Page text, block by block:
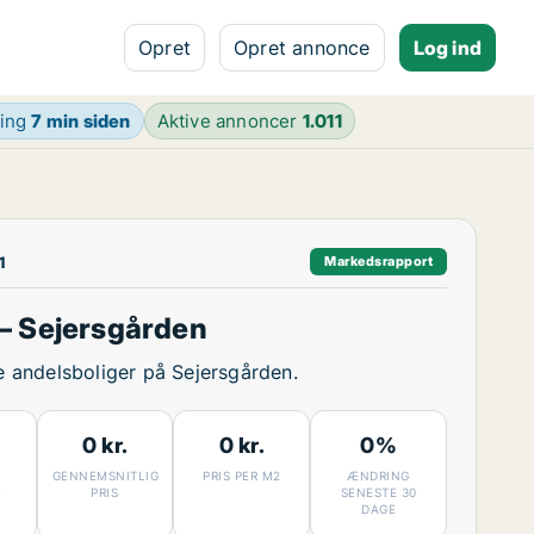
Opret Opret annonce Log ind
7 min siden Aktive annoncer 1.011
Markedsrapport
Sejersgården
på Sejersgården.
0 kr.
GENNEMSNITLIG
PRIS
0 kr.
PRIS PER M2
0%
ÆNDRING
SENESTE 30
DAGE